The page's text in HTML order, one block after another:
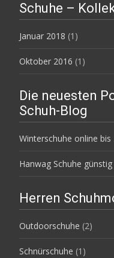
Schuhe –
Januar 2018 (1)
Oktober 2016 (1)
Die neuesten
Schuh-Blog
Winterschuhe online bis
Hanwag Schuhe
Herren
Outdoorschuhe (2)
Schnürschuhe (1)